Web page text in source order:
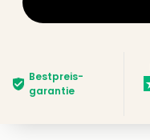
Bestpreis­
garantie